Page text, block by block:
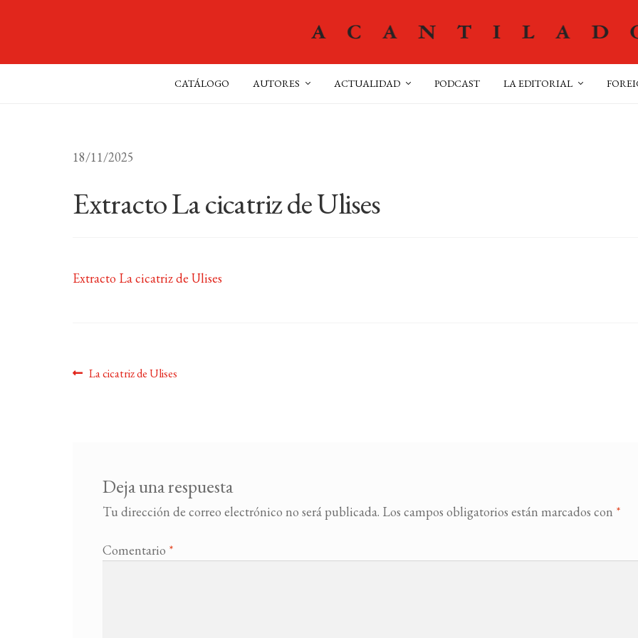
CATÁLOGO AUTORES ACTUALIDAD PODCAST LA EDITORIAL
18/11/2025
Extracto La cicatriz de Ulises
Extracto La cicatriz de Ulises
Navegación
Anterior:
La cicatriz de Ulises
Deja una respuesta
Tu dirección de correo electrónico no será publicada. Los campos obligatorios están marcados con *
Comentario *